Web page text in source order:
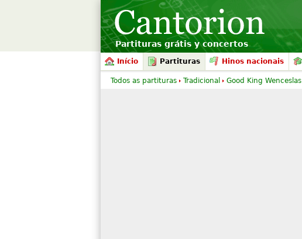
Partituras grátis y concertos
Início Partituras Hinos nacionais
Todos as partituras Tradicional Good King Wenceslas